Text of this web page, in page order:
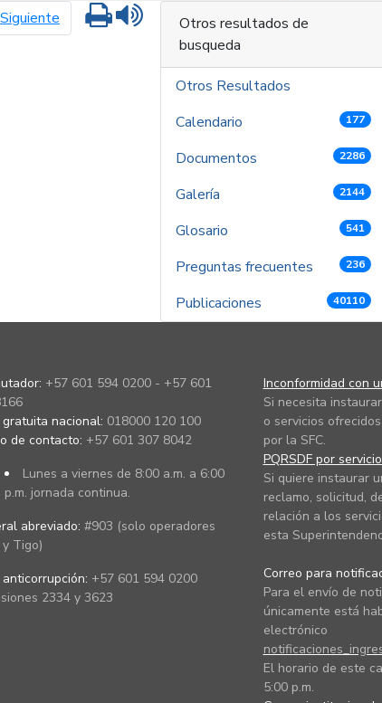
Siguientepágina siguiente
Imprimir
Otros resultados de
busqueda
Otros Resultados
Calendario
177
Documentos 2286
Galería 2144
Glosario 541
Preguntas frecuentes 236
Publicaciones 40110
+57 601 594 0200 - +57 601
gratuita nacional: 018000 120 100
de contacto: +57 601 307 8042
Lunes a viernes de 8:00 a.m. a 6:00
p.m. jornada continua.
abreviado: #903 (solo operadores
Tigo)
+57 601 594 0200
2334 y 3623
Inconformidad con
Si necesita
o servicios
por la SFC.
PQRSDF por
Si quiere instaurar
reclamo, solicitud,
relación a los
esta
Correo para
Para el envío de
únicamente está
electrónico
El horario de este
5:00 p.m.